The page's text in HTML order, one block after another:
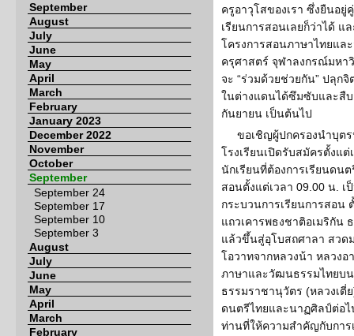
September
August
July
June
May
April
March
February
January 2023
December 2022
November
October
September
September 24
September 17
September 10
September 3
August
July
June
May
April
March
February
ครูอาวุโสของเรา ซึ่งยืนอยู่
เรียนการสอนเลยก็ว่าได้ แ
โครงการสอนภาษาไทยแ
ครุศาสตร์ จุฬาลงกรณ์มหา
จะ “ร่วมด้วยช่วยกัน” ปลุก
ในต่างแดนได้ซึมซับและสื
กันยายน เป็นต้นไป
ขอเชิญผู้ปกครองนำบุต
โรงเรียนเปิดรับสมัครตั้งแ
นักเรียนที่ต้องการเรียนดน
สอนตั้งแต่เวลา 09.00 น. เ
กระบวนการเรียนการสอน
แถวเคารพธงชาติอเมริกัน
แล้วขึ้นสู่อุโบสถศาลา สวด
โอวาทจากหลวงน้า หลวงอ
ภาษาและวัฒนธรรมไทยบ
ธรรมราชานุวัตร (หลวงเตี่
ดนตรีไทยและนาฏศิลป์ต่อ
ท่านที่ให้ความสำคัญกับกา